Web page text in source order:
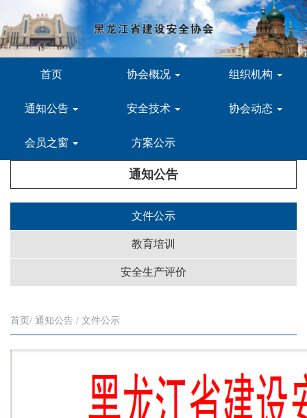
首页 协会概况 组织机构
通知公告 安全技术 协会动态
会员之窗 方案公示
通知公告
文件公示
教育培训
安全生产评价
首页/ 通知公告 / 文件公示